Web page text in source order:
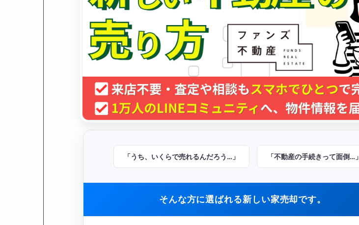
「うち、いくらで売れるんだろう…」 「不動産の手続きって面倒…」
そんな方に選ばれる新しい家売却です。